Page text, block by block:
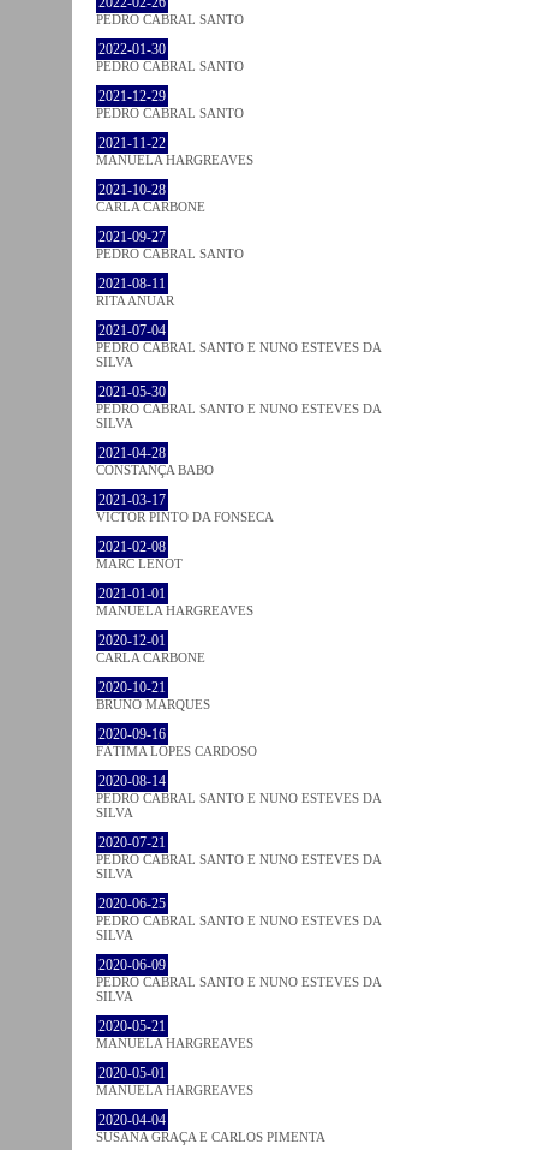
PEDRO CABRAL SANTO
2022-01-30
PEDRO CABRAL SANTO
2021-12-29
PEDRO CABRAL SANTO
2021-11-22
MANUELA HARGREAVES
2021-10-28
CARLA CARBONE
2021-09-27
PEDRO CABRAL SANTO
2021-08-11
RITA ANUAR
2021-07-04
PEDRO CABRAL SANTO E NUNO ESTEVES DA
SILVA
2021-05-30
PEDRO CABRAL SANTO E NUNO ESTEVES DA
SILVA
2021-04-28
CONSTANÇA BABO
2021-03-17
VICTOR PINTO DA FONSECA
2021-02-08
MARC LENOT
2021-01-01
MANUELA HARGREAVES
2020-12-01
CARLA CARBONE
2020-10-21
BRUNO MARQUES
2020-09-16
FÁTIMA LOPES CARDOSO
2020-08-14
PEDRO CABRAL SANTO E NUNO ESTEVES DA
SILVA
2020-07-21
PEDRO CABRAL SANTO E NUNO ESTEVES DA
SILVA
2020-06-25
PEDRO CABRAL SANTO E NUNO ESTEVES DA
SILVA
2020-06-09
PEDRO CABRAL SANTO E NUNO ESTEVES DA
SILVA
2020-05-21
MANUELA HARGREAVES
2020-05-01
MANUELA HARGREAVES
2020-04-04
SUSANA GRAÇA E CARLOS PIMENTA